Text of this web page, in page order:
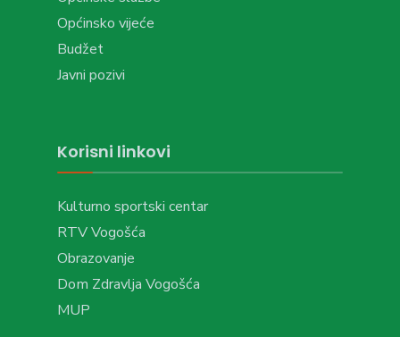
Općinsko vijeće
Budžet
Javni pozivi
Korisni linkovi
Kulturno sportski centar
RTV Vogošća
Obrazovanje
Dom Zdravlja Vogošća
MUP